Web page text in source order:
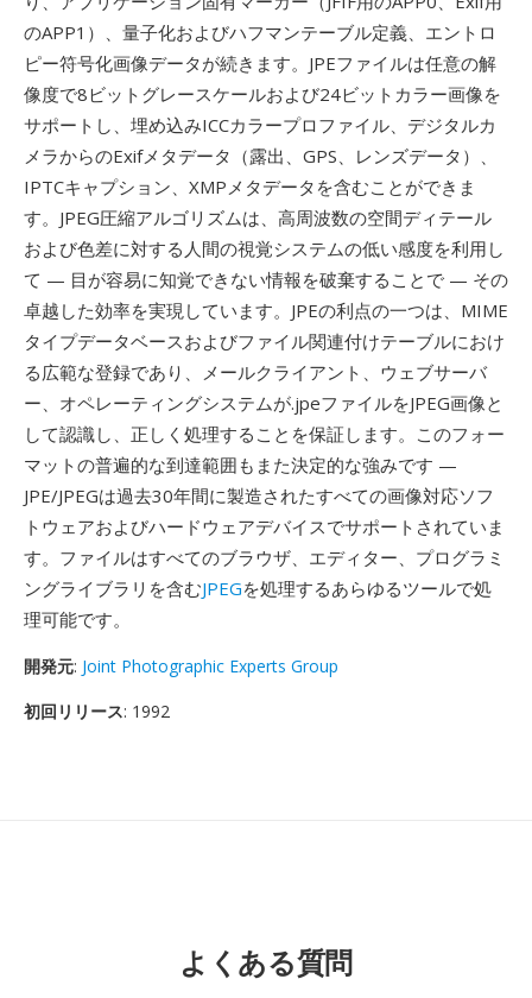
のAPP1）、量子化およびハフマンテーブル定義、エントロ
ピー符号化画像データが続きます。JPEファイルは任意の解
像度で8ビットグレースケールおよび24ビットカラー画像を
サポートし、埋め込みICCカラープロファイル、デジタルカ
メラからのExifメタデータ（露出、GPS、レンズデータ）、
IPTCキャプション、XMPメタデータを含むことができま
す。JPEG圧縮アルゴリズムは、高周波数の空間ディテール
および色差に対する人間の視覚システムの低い感度を利用し
て — 目が容易に知覚できない情報を破棄することで — その
卓越した効率を実現しています。JPEの利点の一つは、MIME
タイプデータベースおよびファイル関連付けテーブルにおけ
る広範な登録であり、メールクライアント、ウェブサーバ
ー、オペレーティングシステムが.jpeファイルをJPEG画像と
して認識し、正しく処理することを保証します。このフォー
マットの普遍的な到達範囲もまた決定的な強みです —
JPE/JPEGは過去30年間に製造されたすべての画像対応ソフ
トウェアおよびハードウェアデバイスでサポートされていま
す。ファイルはすべてのブラウザ、エディター、プログラミ
ングライブラリを含むJPEGを処理するあらゆるツールで処
理可能です。
開発元: Joint Photographic Experts Group
初回リリース: 1992
よくある質問